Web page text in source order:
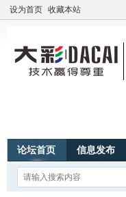
设为首页 收藏本站
论坛首页 信息发布